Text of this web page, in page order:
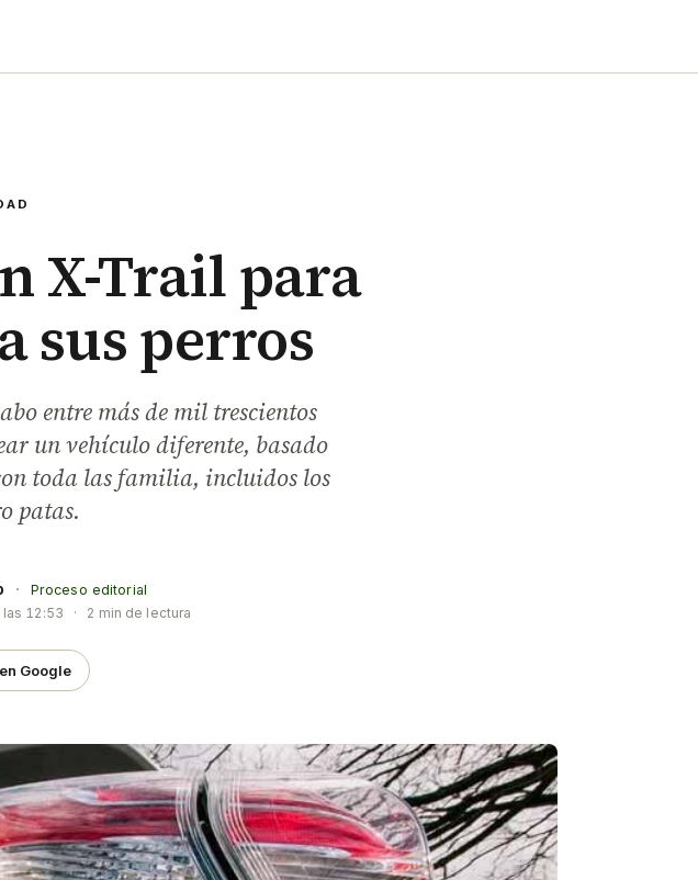
X-Trail para
sus perros
entre más de mil trescientos
un vehículo diferente, basado
toda las familia, incluidos los
patas.
·
Proceso editorial
12:53 · 2 min de lectura
Google